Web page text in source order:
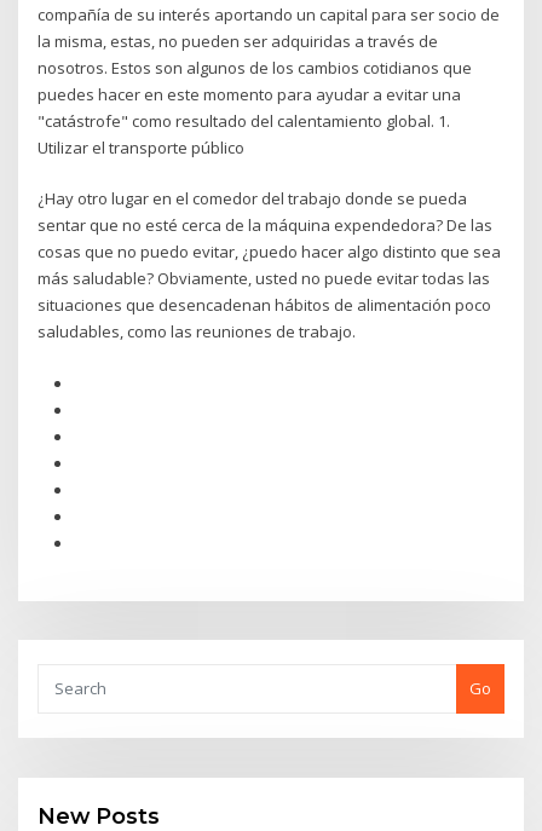
compañía de su interés aportando un capital para ser socio de
la misma, estas, no pueden ser adquiridas a través de
nosotros. Estos son algunos de los cambios cotidianos que
puedes hacer en este momento para ayudar a evitar una
"catástrofe" como resultado del calentamiento global. 1.
Utilizar el transporte público
¿Hay otro lugar en el comedor del trabajo donde se pueda
sentar que no esté cerca de la máquina expendedora? De las
cosas que no puedo evitar, ¿puedo hacer algo distinto que sea
más saludable? Obviamente, usted no puede evitar todas las
situaciones que desencadenan hábitos de alimentación poco
saludables, como las reuniones de trabajo.
Go
New Posts